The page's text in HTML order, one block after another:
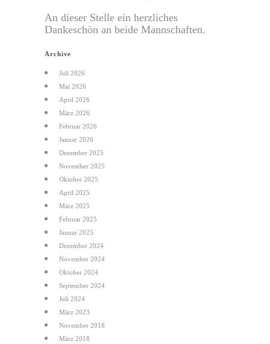
An dieser Stelle ein herzliches
Dankeschön an beide Mannschaften.
Archive
Juli 2026
Mai 2026
April 2026
März 2026
Februar 2026
Januar 2026
Dezember 2025
November 2025
Oktober 2025
April 2025
März 2025
Februar 2025
Januar 2025
Dezember 2024
November 2024
Oktober 2024
September 2024
Juli 2024
März 2023
November 2018
März 2018